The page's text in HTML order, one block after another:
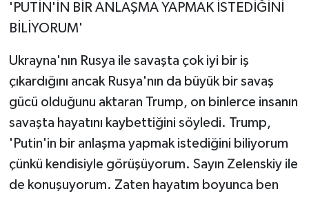
'PUTİN'İN BİR ANLAŞMA YAPMAK İSTEDİĞİNİ
BİLİYORUM'
Ukrayna'nın Rusya ile savaşta çok iyi bir iş
çıkardığını ancak Rusya'nın da büyük bir savaş
gücü olduğunu aktaran Trump, on binlerce insanın
savaşta hayatını kaybettiğini söyledi. Trump,
'Putin'in bir anlaşma yapmak istediğini biliyorum
çünkü kendisiyle görüşüyorum. Sayın Zelenskiy ile
de konuşuyorum. Zaten hayatım boyunca ben